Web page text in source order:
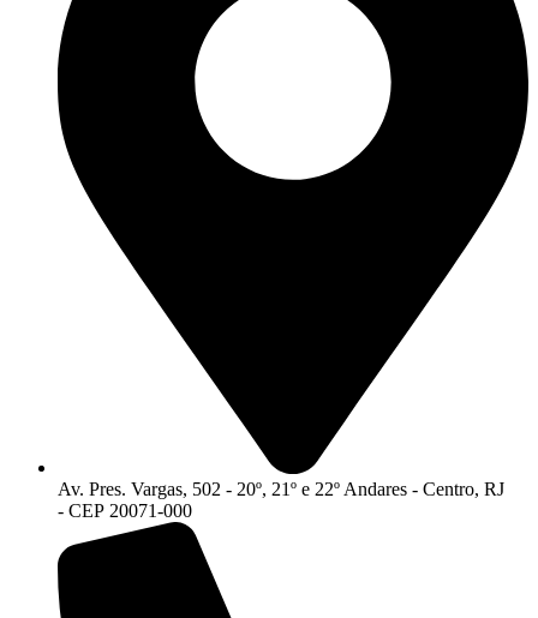
Av. Pres. Vargas, 502 - 20º, 21º e 22º Andares - Centro, RJ
- CEP 20071-000